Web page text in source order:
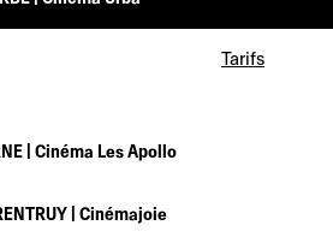
Tarifs
| Cinéma Les Apollo
| Cinémajoie